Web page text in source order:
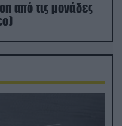
από τις μονάδες